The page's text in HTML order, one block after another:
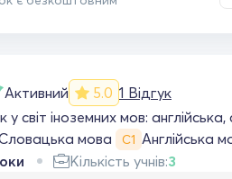
Активний 5.0 1 Відгук
у світ іноземних мов:
мова С1 Англійська
Кількість учнів:3